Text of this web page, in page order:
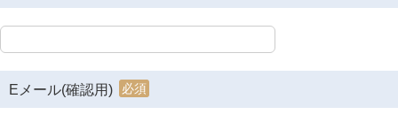
Eメール(確認用) 必須